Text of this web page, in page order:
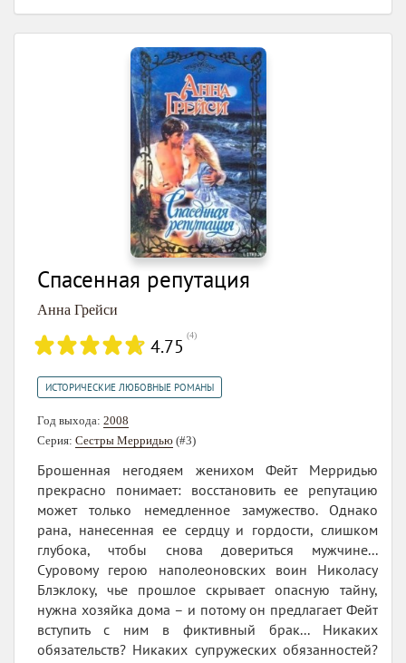
Спасенная репутация
Анна Грейси
4.75 (4)
ИСТОРИЧЕСКИЕ ЛЮБОВНЫЕ РОМАНЫ
Год выхода: 2008
Серия: Сестры Мерридью (#3)
Брошенная негодяем женихом Фейт Мерридью
прекрасно понимает: восстановить ее репутацию
может только немедленное замужество. Однако
рана, нанесенная ее сердцу и гордости, слишком
глубока, чтобы снова довериться мужчине...
Суровому герою наполеоновских воин Николасу
Блэклоку, чье прошлое скрывает опасную тайну,
нужна хозяйка дома – и потому он предлагает Фейт
вступить с ним в фиктивный брак... Никаких
обязательств? Никаких супружеских обязанностей?